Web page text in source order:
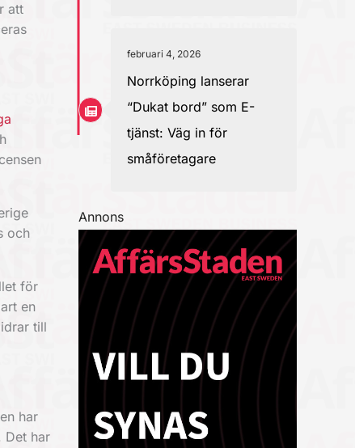
att
och
för
en
till
har
Det har
februari 4, 2026
Norrköping lanserar
“Dukat bord” som E-
tjänst: Väg in för
småföretagare
Annons